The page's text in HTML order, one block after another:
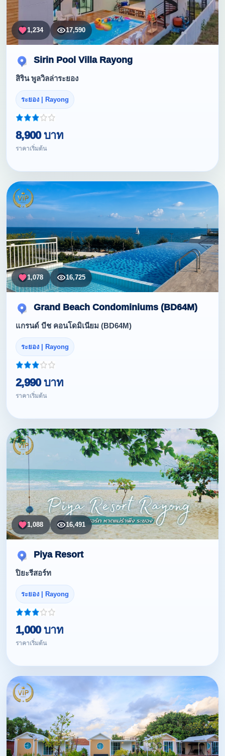
1,234 17,590
Sirin Pool Villa Rayong
สิริน พูลวิลล่าระยอง
ระยอง | Rayong
8,900 บาท
ราคาเริ่มต้น
1,078 16,725
Grand Beach Condominiums (BD64M)
แกรนด์ บีช คอนโดมิเนียม (BD64M)
ระยอง | Rayong
2,990 บาท
ราคาเริ่มต้น
1,088 16,491
Piya Resort
ปิยะรีสอร์ท
ระยอง | Rayong
1,000 บาท
ราคาเริ่มต้น